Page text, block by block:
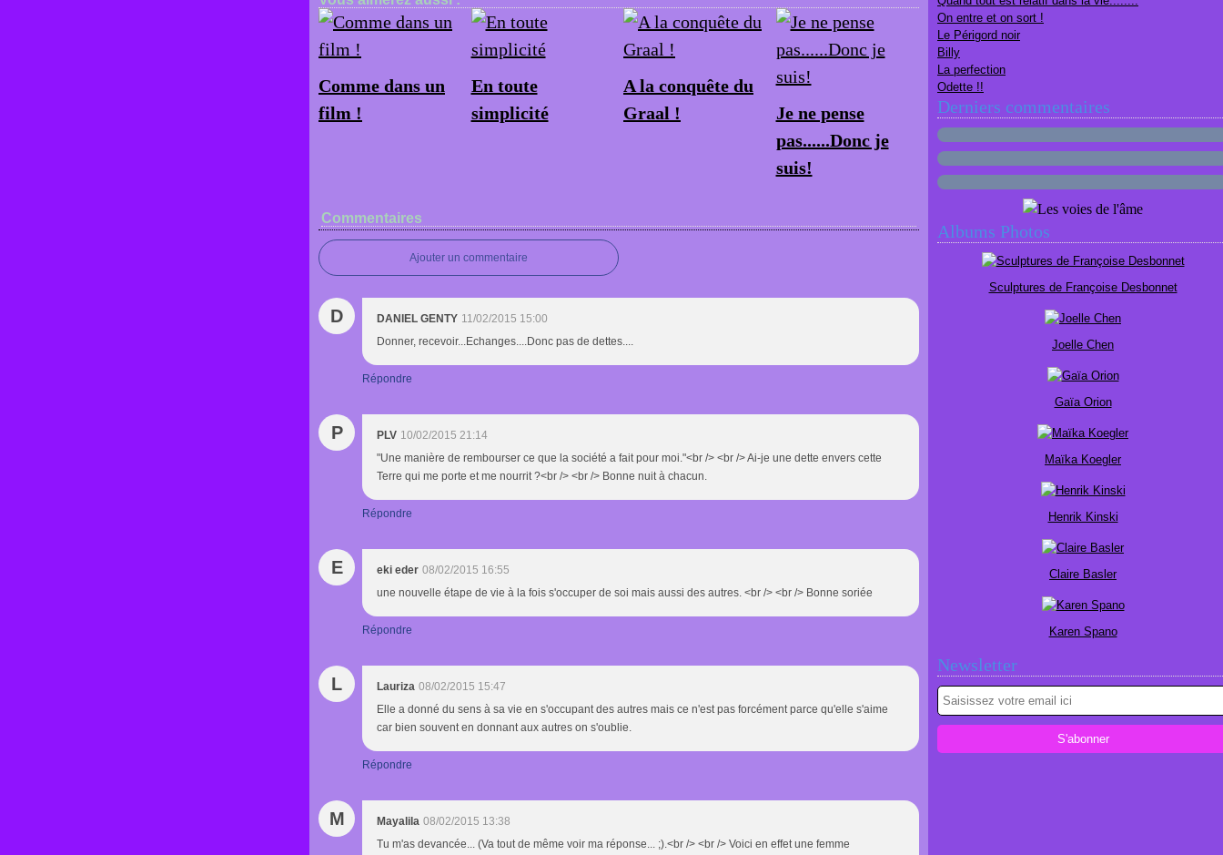
Comme dans un
film !
En toute
simplicité
A la conquête du
Graal !
Je ne pense
pas......Donc je
suis!
Commentaires
Ajouter un commentaire
D DANIEL GENTY 11/02/2015 15:00
Donner, recevoir...Echanges....Donc pas de dettes....
Répondre
P PLV 10/02/2015 21:14
"Une manière de rembourser ce que la société a fait pour moi."<br /> <br /> Ai-je une dette envers cette
Terre qui me porte et me nourrit ?<br /> <br /> Bonne nuit à chacun.
Répondre
E eki eder 08/02/2015 16:55
une nouvelle étape de vie à la fois s'occuper de soi mais aussi des autres. <br /> <br /> Bonne soriée
Répondre
L Lauriza 08/02/2015 15:47
Elle a donné du sens à sa vie en s'occupant des autres mais ce n'est pas forcément parce qu'elle s'aime
car bien souvent en donnant aux autres on s'oublie.
Répondre
M Mayalila 08/02/2015 13:38
Tu m'as devancée... (Va tout de même voir ma réponse... ;).<br /> <br /> Voici en effet une femme
On entre et on sort !
Le Périgord noir
Billy
La perfection
Odette !!
Derniers commentaires
Albums Photos
Sculptures de Françoise Desbonnet
Joelle Chen
Gaïa Orion
Maïka Koegler
Henrik Kinski
Claire Basler
Karen Spano
Newsletter